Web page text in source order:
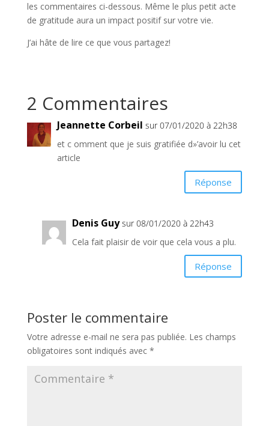
les commentaires ci-dessous. Même le plus petit acte
de gratitude aura un impact positif sur votre vie.
J’ai hâte de lire ce que vous partagez!
2 Commentaires
Jeannette Corbeil sur 07/01/2020 à 22h38
et c omment que je suis gratifiée d»’avoir lu cet
article
Réponse
Denis Guy sur 08/01/2020 à 22h43
Cela fait plaisir de voir que cela vous a plu.
Réponse
Poster le commentaire
Votre adresse e-mail ne sera pas publiée. Les champs
obligatoires sont indiqués avec *